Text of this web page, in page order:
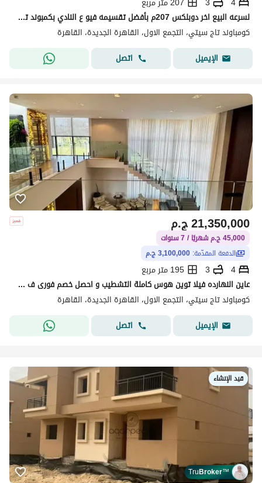
لسرعه البيع اخر دوبلكس 207م بأفضل تقسيمه فيو ع النادي بكمبوند تاج سيتي امام فندقJW Marriott
كومباوند تاج سيتي، التجمع الاول، القاهرة الجديدة، القاهرة
الإيميل
اتصل
ج.م21,350,000
45,000 ج.م شهريًا / 7 سنوات
الدفعة المقدّمة: 3,100,000 ج.م
4
3
195 متر مربع
عاين النهارده فيلا توين هوس كاملة التشطيب و احصل خصم فورى ف تاج سيتي أطلاله خياليه سنترال بارك خصوصيه كامله بجوار سوان ليك الرحاب بالقرب من سوديك
كومباوند تاج سيتي، التجمع الاول، القاهرة الجديدة، القاهرة
الإيميل
اتصل
قيد الإنشاء
TruBroker™